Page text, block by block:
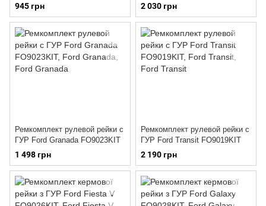
945 грн 2 030 грн
Ремкомплект рулевой рейки с
ГУР Ford Granada FO9023KIT
1 498 грн
Ремкомплект рулевой рейки с
ГУР Ford Transit FO9019KIT
2 190 грн